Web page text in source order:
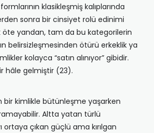
klasikleşmiş kalıplarında
sonra bir cinsiyet rolü edinimi
öte yandan, tam da bu kategorilerin
belirsizleşmesinden ötürü erkeklik ya
kolayca “satın alınıyor” gibidir.
hâle gelmiştir (23).
bir kimlikle bütünleşme yaşarken
Altta yatan türlü
çıkan güçlü ama kırılgan